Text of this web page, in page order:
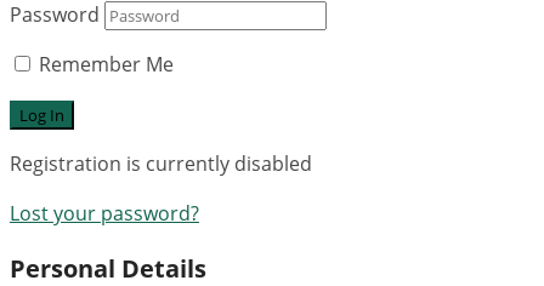
Password
Remember Me
Registration is currently disabled
Lost your password?
Personal Details